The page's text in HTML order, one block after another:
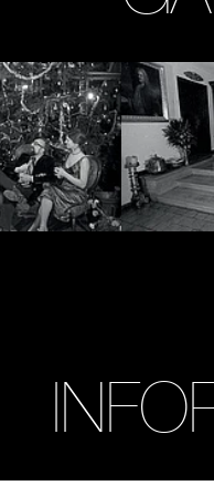
Zobacz
zdjęcie:
fot.
Anna
Arvay,
Bogumił
Opioła